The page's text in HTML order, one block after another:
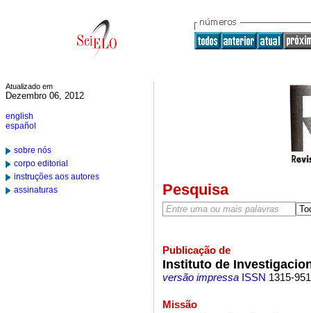
Atualizado em
Dezembro 06, 2012
english
español
sobre nós
corpo editorial
instruções aos autores
assinaturas
Pesquisa
Publicação de
Instituto de
versão impressaISSN 1315-
Missão